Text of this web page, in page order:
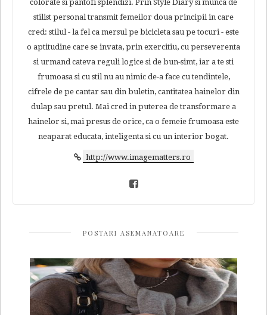
colorate si pantofi splendizi. Prin Style Diary si munca de
stilist personal transmit femeilor doua principii in care
cred: stilul - la fel ca mersul pe bicicleta sau pe tocuri - este
o aptitudine care se invata, prin exercitiu, cu perseverenta
si urmand cateva reguli logice si de bun-simt, iar a te sti
frumoasa si cu stil nu au nimic de-a face cu tendintele,
cifrele de pe cantar sau din buletin, cantitatea hainelor din
dulap sau pretul. Mai cred in puterea de transformare a
hainelor si, mai presus de orice, ca o femeie frumoasa este
neaparat educata, inteligenta si cu un interior bogat.
http://www.imagematters.ro
POSTARI ASEMANATOARE